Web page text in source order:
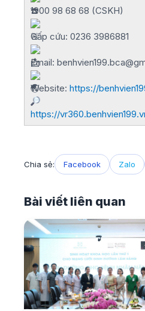
1900 98 68 68 (CSKH)
Cấp cứu: 0236 3986881
Email:
Website: https://
https://
Chia sẻ: Facebook Zalo
Bài viết liên quan